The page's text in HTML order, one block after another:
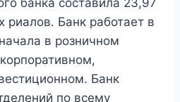
банка составила 23,97
риалов. Банк работает в
в розничном
Банк
по всему